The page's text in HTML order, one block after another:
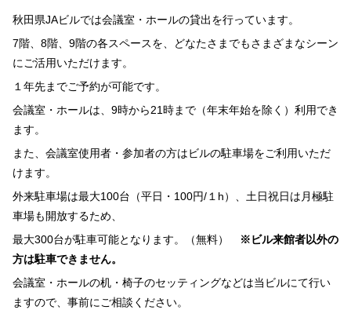
秋田県JAビルでは会議室・ホールの貸出を行っています。
7階、8階、9階の各スペースを、どなたさまでもさまざまなシーン
にご活用いただけます。
１年先までご予約が可能です。
会議室・ホールは、9時から21時まで（年末年始を除く）利用でき
ます。
また、会議室使用者・参加者の方はビルの駐車場をご利用いただ
けます。
外来駐車場は最大100台（平日・100円/１h）、土日祝日は月極駐
車場も開放するため、
最大300台が駐車可能となります。（無料）
※ビル来館者以外の
方は駐車できません。
会議室・ホールの机・椅子のセッティングなどは当ビルにて行い
ますので、事前にご相談ください。